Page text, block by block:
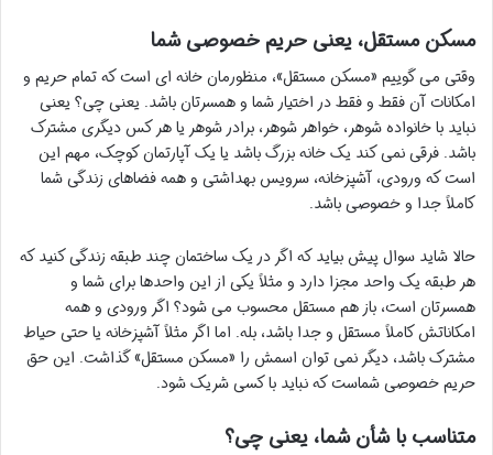
مسکن مستقل، یعنی حریم خصوصی شما
وقتی می گوییم «مسکن مستقل»، منظورمان خانه ای است که تمام حریم و
امکانات آن فقط و فقط در اختیار شما و همسرتان باشد. یعنی چی؟ یعنی
نباید با خانواده شوهر، خواهر شوهر، برادر شوهر یا هر کس دیگری مشترک
باشد. فرقی نمی کند یک خانه بزرگ باشد یا یک آپارتمان کوچک، مهم این
است که ورودی، آشپزخانه، سرویس بهداشتی و همه فضاهای زندگی شما
کاملاً جدا و خصوصی باشد.
حالا شاید سوال پیش بیاید که اگر در یک ساختمان چند طبقه زندگی کنید که
هر طبقه یک واحد مجزا دارد و مثلاً یکی از این واحدها برای شما و
همسرتان است، باز هم مستقل محسوب می شود؟ اگر ورودی و همه
امکاناتش کاملاً مستقل و جدا باشد، بله. اما اگر مثلاً آشپزخانه یا حتی حیاط
مشترک باشد، دیگر نمی توان اسمش را «مسکن مستقل» گذاشت. این حق
حریم خصوصی شماست که نباید با کسی شریک شود.
متناسب با شأن شما، یعنی چی؟